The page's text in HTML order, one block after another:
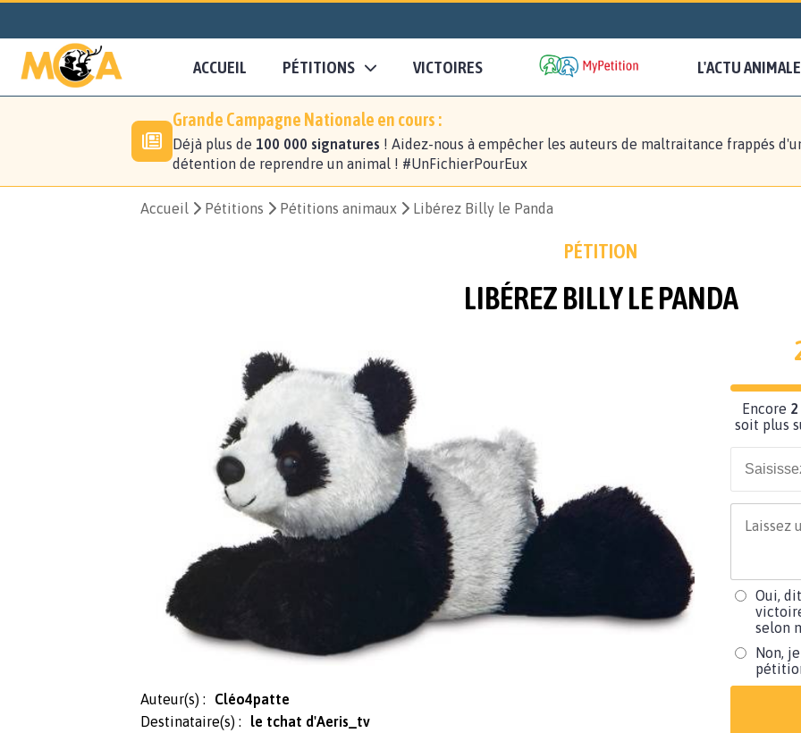
ACCUEIL PÉTITIONS VICTOIRES L'ACTU ANIMALE
Grande Campagne Nationale en cours :
Déjà plus de 100 000 signatures ! Aidez-nous à empêcher les auteurs de maltraitance frappés
détention de reprendre un animal ! #UnFichierPourEux
Accueil Pétitions Pétitions animaux Libérez Billy le Panda
PÉTITION
LIBÉREZ BILLY LE PANDA
Auteur(s) :
Cléo4patte
Destinataire(s) :
le tchat d'Aeris_tv
Encore
soit plus
Oui,
selon
Non,